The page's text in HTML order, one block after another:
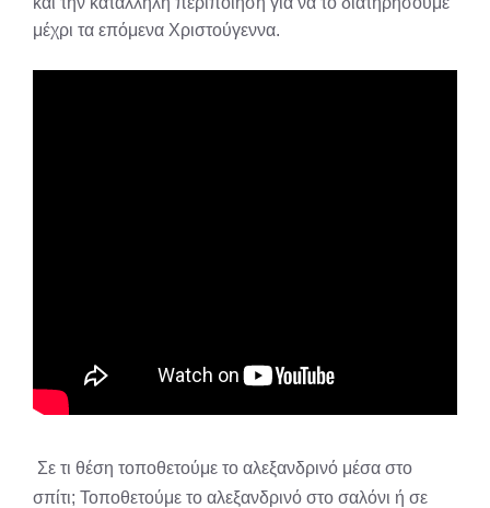
μέχρι τα επόμενα Χριστούγεννα.
Σε τι θέση τοποθετούμε το αλεξανδρινό μέσα στο
σπίτι; Τοποθετούμε το αλεξανδρινό στο σαλόνι ή σε